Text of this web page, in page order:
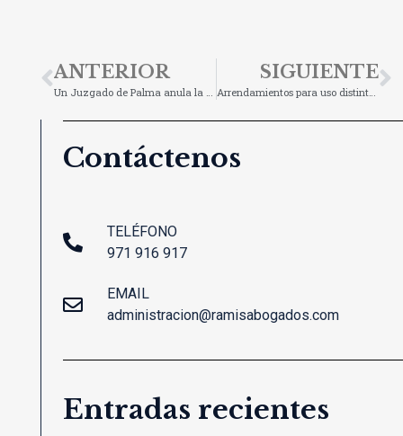
ANTERIOR
Un Juzgado de Palma anula la cláusula IRPH tras la Sentencia del TJUE
SIGUIENTE
Arrendamientos para uso distinto de vivienda e industria ante la crisis del COVID-19: Moratoria en el pago de la renta para pymes y autónomos
Contáctenos
TELÉFONO
971 916 917
EMAIL
administracion@ramisabogados.com
Entradas recientes